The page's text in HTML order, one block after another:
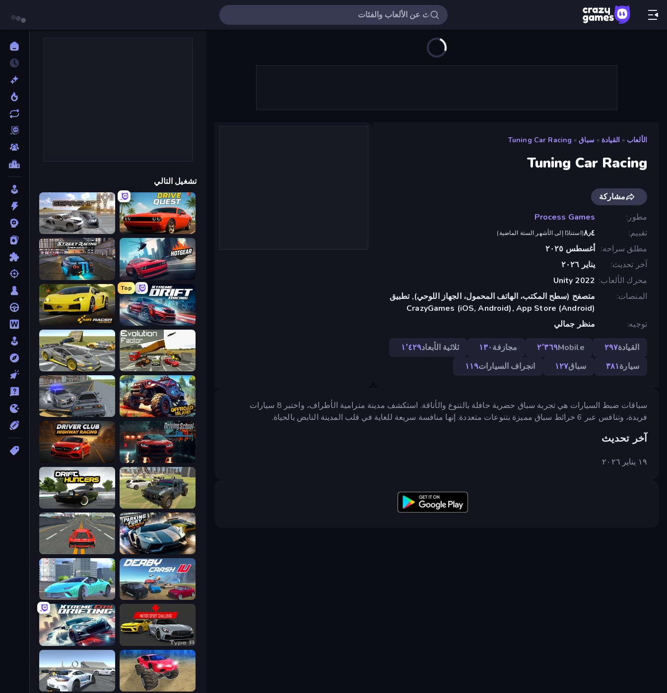
الألعاب » القيادة » سباق »
Tuning Car Racing
Tuning Car Racing
مشاركة
مطور
Process Games
تقييم
٨٫٤(استنادًا إلى الأشهر الستة الماضية)
مطلق سراحه
أغسطس ٢٠٢٥
آخر تحديث
يناير ٢٠٢٦
محرك الألعاب Unity 2022
المنصات
متصفح (سطح المكتب، الهاتف المحمول، الجهاز اللوحي), تطبيق
CrazyGames (iOS, Android), App Store (Android)
توجيه
منظر جمالي
القيادة٢٩٧ Mobile٢٬٣٦٩ مجازفة١٣٠ ثلاثية الأبعاد١٬٤٢٩
سيارة٣٨١ سباق١٢٧ انجراف السيارات١١٩
سباقات ضبط السيارات هي تجربة سباق حضرية حافلة بالتنوع والأناقة. استكشف مدينة مترامية الأطراف، واختبر 8 سيارات
فريدة، وتنافس عبر 6 خرائط سباق مميزة بتنوعات متعددة. إنها منافسة سريعة للغاية في قلب المدينة النابض بالحياة.
آخر تحديث
١٩ يناير ٢٠٢٦
تشغيل التالي
Drive Quest
Gearshift One
Top
Xtreme DRIFT Racing
Mr. Racer - Car Racing
Evolution Factor
Wrong Way
Offroad Island
RCC City Racing
Driving School Simulator
4x4 Offroader
Drift Hunters
Parking Fury 3D: Side Hustle
Modern Car Racing 2
Derby Crash 4
Real City Driver
Xtreme City Drifting
Crazy Stunt Cars Multiplayer